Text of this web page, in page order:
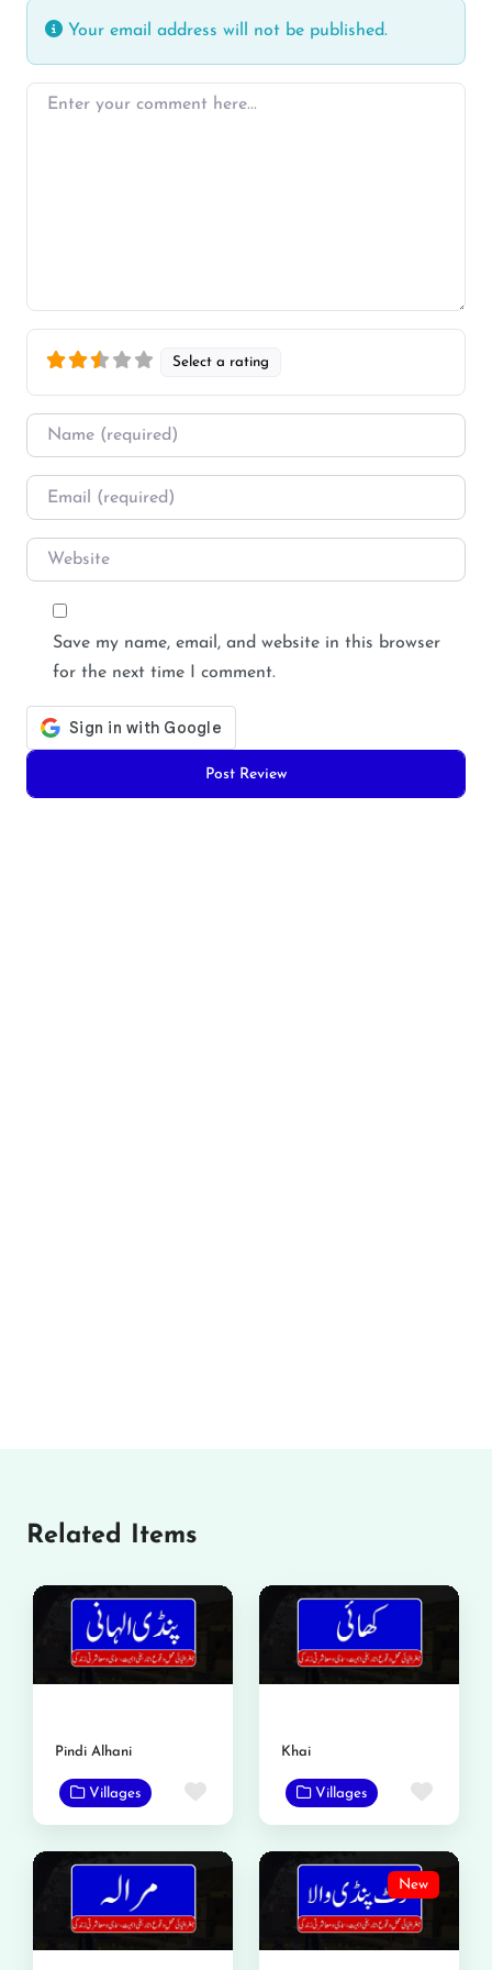
Your email address will not be published.
Enter your comment here…
Select a rating
Name
Email
Website
Save my name, email, and website in this browser
for the next time I comment.
Related Items
Pindi Alhani
Villages Favorite
Khai
Villages
New